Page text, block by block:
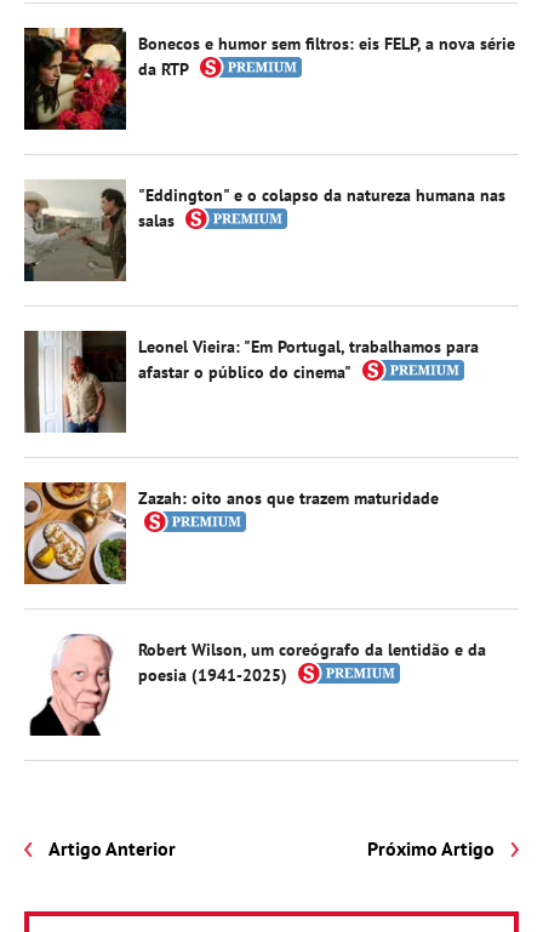
Bonecos e humor sem filtros: eis FELP, a nova série
da RTP
"Eddington" e o colapso da natureza humana nas
salas
Leonel Vieira: "Em Portugal, trabalhamos para
afastar o público do cinema"
Zazah: oito anos que trazem maturidade
Robert Wilson, um coreógrafo da lentidão e da
poesia (1941-2025)
Artigo Anterior Próximo Artigo